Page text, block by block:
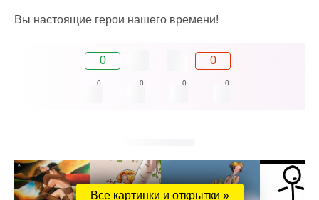
Вы настоящие герои нашего времени!
0 0
0 0 0 0
Все картинки и открытки »